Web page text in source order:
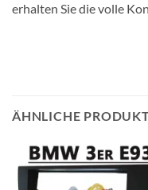
erhalten Sie die volle
ÄHNLICHE